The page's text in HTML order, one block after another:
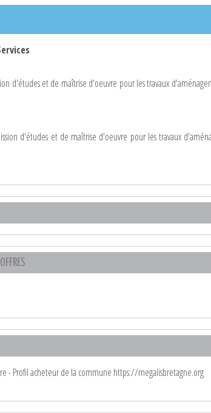
d'études et de maîtrise d'oeuvre pour les travaux
d'études et de maîtrise d'oeuvre pour les travaux
- Profil acheteur de la commune https://megalisbretagne.org